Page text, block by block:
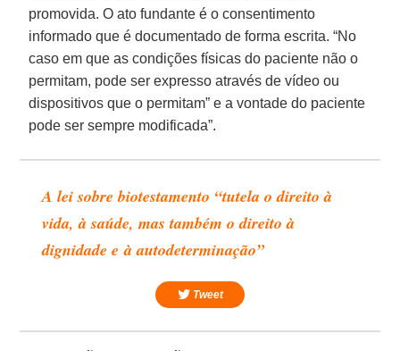
promovida. O ato fundante é o consentimento
informado que é documentado de forma escrita. “No
caso em que as condições físicas do paciente não o
permitam, pode ser expresso através de vídeo ou
dispositivos que o permitam” e a vontade do paciente
pode ser sempre modificada”.
A lei sobre biotestamento “tutela o direito à
vida, à saúde, mas também o direito à
dignidade e à autodeterminação”
Tweet